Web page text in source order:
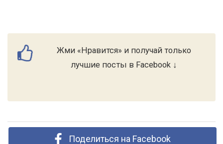
Жми «Нравится» и получай только
лучшие посты в Facebook ↓
Поделиться на Facebook